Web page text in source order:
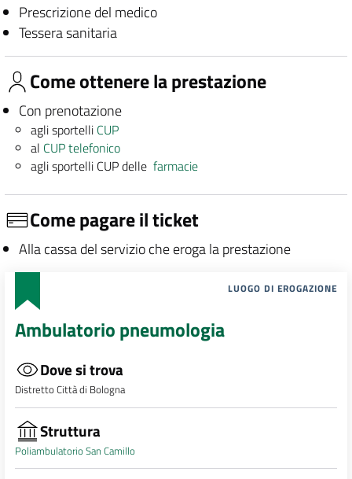
Prescrizione del medico
Tessera sanitaria
Come ottenere la prestazione
Con prenotazione
agli sportelli CUP
al CUP telefonico
agli sportelli CUP dellefarmacie
Come pagare il ticket
Alla cassa del servizio che eroga la prestazione
LUOGO DI EROGAZIONE
Ambulatorio pneumologia
Dove si trova
Distretto Città di Bologna
Struttura
Poliambulatorio San Camillo